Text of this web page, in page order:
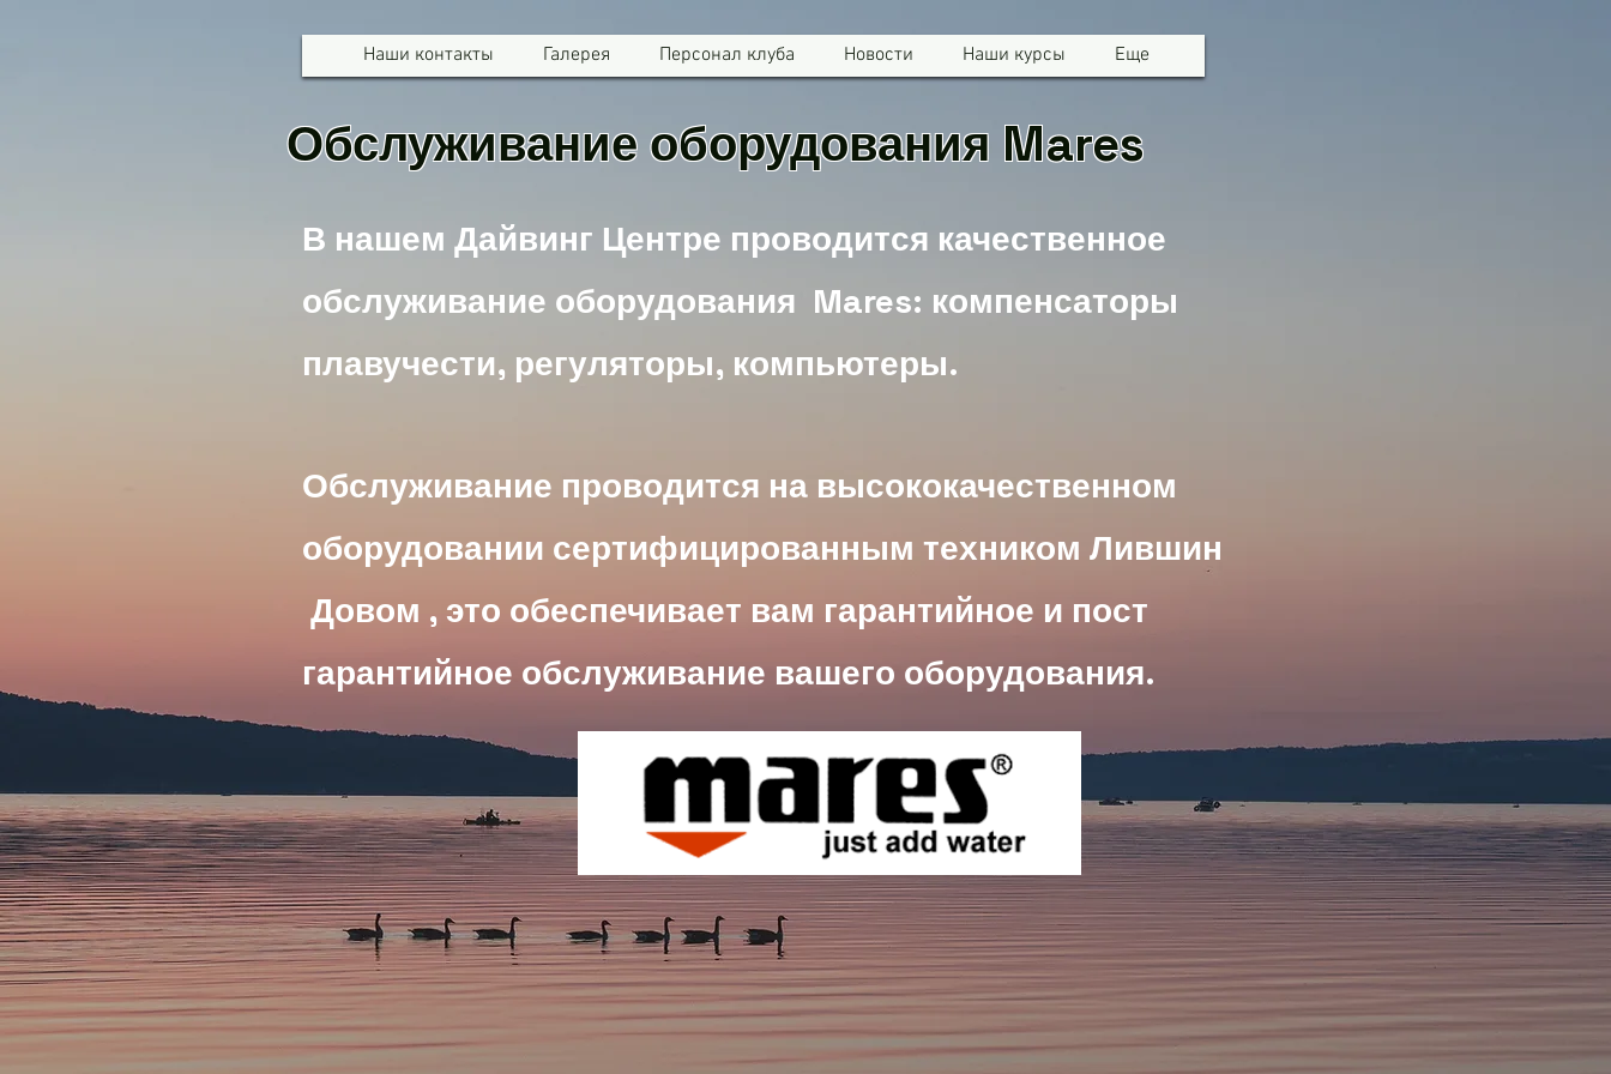
Наши контакты Галерея Персонал клуба Новости Наши курсы Еще
Обслуживание оборудования Mares
В нашем Дайвинг Центре проводится качественное
обслуживание оборудования Mares: компенсаторы
плавучести, регуляторы, компьютеры.
Обслуживание проводится на высококачественном
оборудовании сертифицированным техником Лившин
Довом , это обеспечивает вам гарантийное и пост
гарантийное обслуживание вашего оборудования.